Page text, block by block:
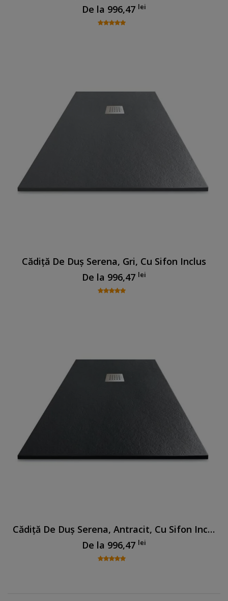
De la 996,47 lei
Cădiță De Duș Serena, Gri, Cu Sifon Inclus
De la 996,47 lei
Cădiță De Duș Serena, Antracit, Cu Sifon Inclus
De la 996,47 lei